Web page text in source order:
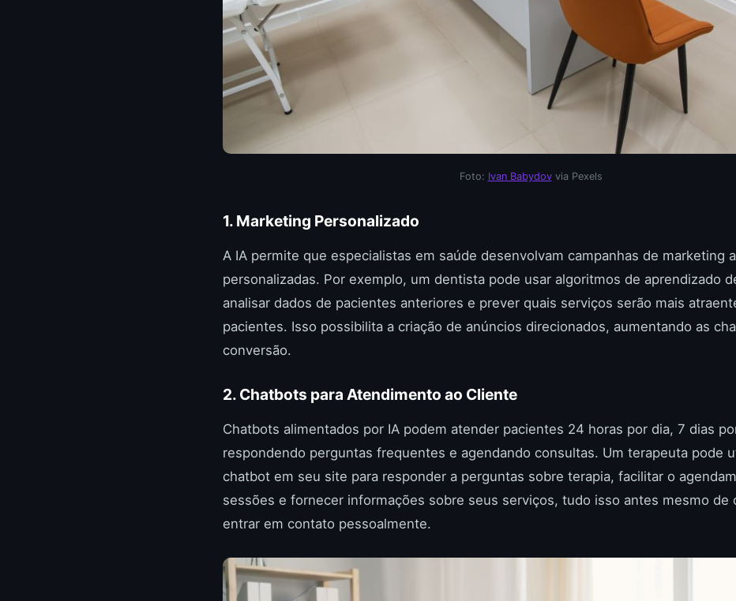
Foto: Ivan Babydovvia Pexels
1. Marketing Personalizado
A IA permite que especialistas em saúde desenvolvam campanhas de marketing
personalizadas. Por exemplo, um dentista pode usar algoritmos de aprendizado
analisar dados de pacientes anteriores e prever quais serviços serão mais
pacientes. Isso possibilita a criação de anúncios direcionados, aumentando as
conversão.
2. Chatbots para Atendimento ao Cliente
Chatbots alimentados por IA podem atender pacientes 24 horas por dia, 7 dias
respondendo perguntas frequentes e agendando consultas. Um terapeuta pode
chatbot em seu site para responder a perguntas sobre terapia, facilitar o
sessões e fornecer informações sobre seus serviços, tudo isso antes mesmo de
entrar em contato pessoalmente.